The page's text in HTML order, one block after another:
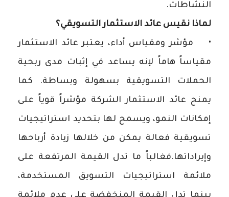
النشاطات.
لماذا نقيس عائد الاستثمار التسويقي؟
• مؤشر ومقياس أداء، يعتبر عائد الاستثمار
مقياساً هاماً لإنه يساعد في إثبات مدى ربحية
الحملات التسويقية بسهولة وبساطة. كما
يمنح عائد الاستثمار الشركة مؤشراً قوياً على
إمكانات النمو، ويسمح لها بتحديد استراتيجيات
تسويقية فعالة يمكن من خلالها زيادة أرباحها
وإيراداتها. فغالباً ما تدل القيمة المرتفعة على
ملائمة استراتيجيات التسويق المستخدمة،